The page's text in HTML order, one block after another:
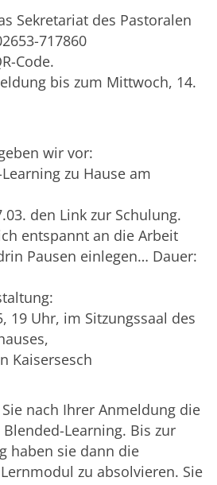
Sekretariat des Pastoralen
717860
Code.
bis zum Mittwoch, 14.
wir vor:
zu Hause am
den Link zur Schulung.
entspannt an die Arbeit
Pausen einlegen… Dauer:
19 Uhr, im Sitzungssaal des
Kaisersesch
nach Ihrer Anmeldung die
Learning. Bis zur
haben sie dann die
zu absolvieren. Sie